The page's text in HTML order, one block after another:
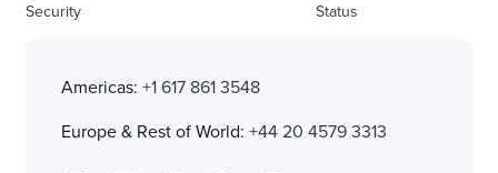
Security Status
Americas: +1 617 861 3548
Europe & Rest of World: +44 20 4579 3313